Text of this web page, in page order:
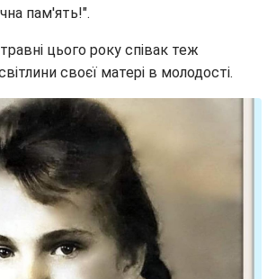
пам'ять!".
цього року співак теж
своєї матері в молодості.